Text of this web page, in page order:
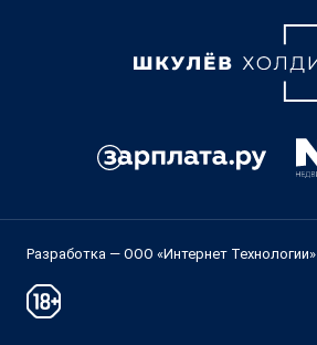
Разработка — ООО «Интернет Технологии»